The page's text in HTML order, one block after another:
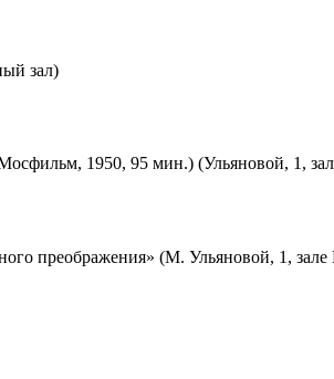
зал)
1950, 95 мин.) (Ульяновой, 1,
преображения» (М. Ульяновой, 1,